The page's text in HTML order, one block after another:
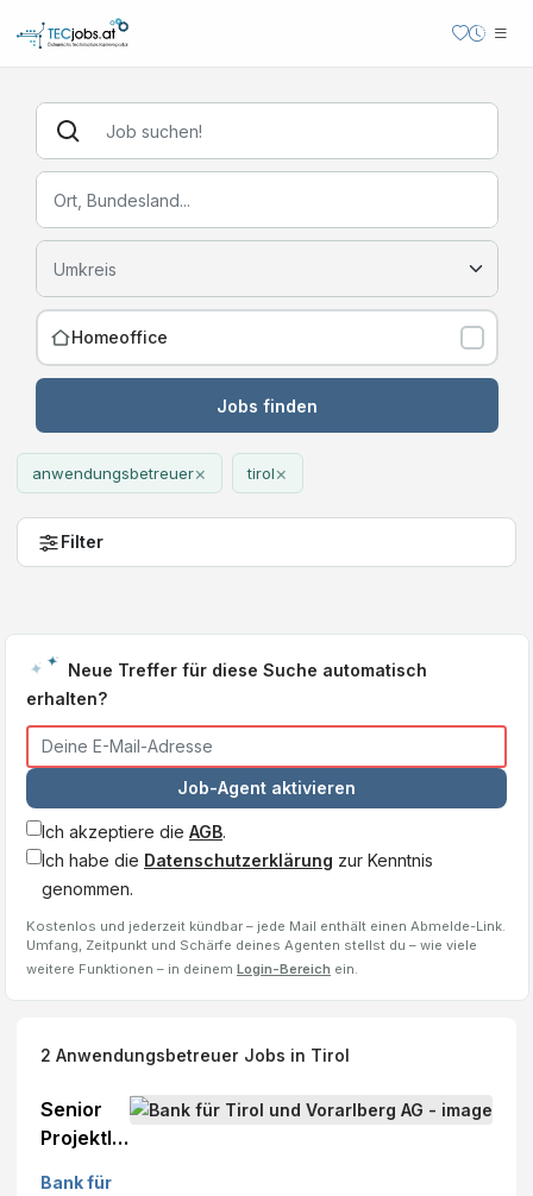
Homeoffice
Jobs finden
anwendungsbetreuer× tirol×
Filter
Neue Treffer für diese Suche automatisch
erhalten?
Job-Agent aktivieren
Ich akzeptiere die AGB.
Ich habe die Datenschutzerklärung zur Kenntnis
genommen.
Kostenlos und jederzeit kündbar – jede Mail enthält einen Abmelde-Link.
Umfang, Zeitpunkt und Schärfe deines Agenten stellst du – wie viele
weitere Funktionen – in deinem Login-Bereich ein.
2 Anwendungsbetreuer Jobs in Tirol
Senior
Projektlei
Bank für